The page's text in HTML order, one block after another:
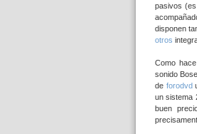
pasivos
disponen
otros
Como
sonido
de forodvd
un sistema
buen